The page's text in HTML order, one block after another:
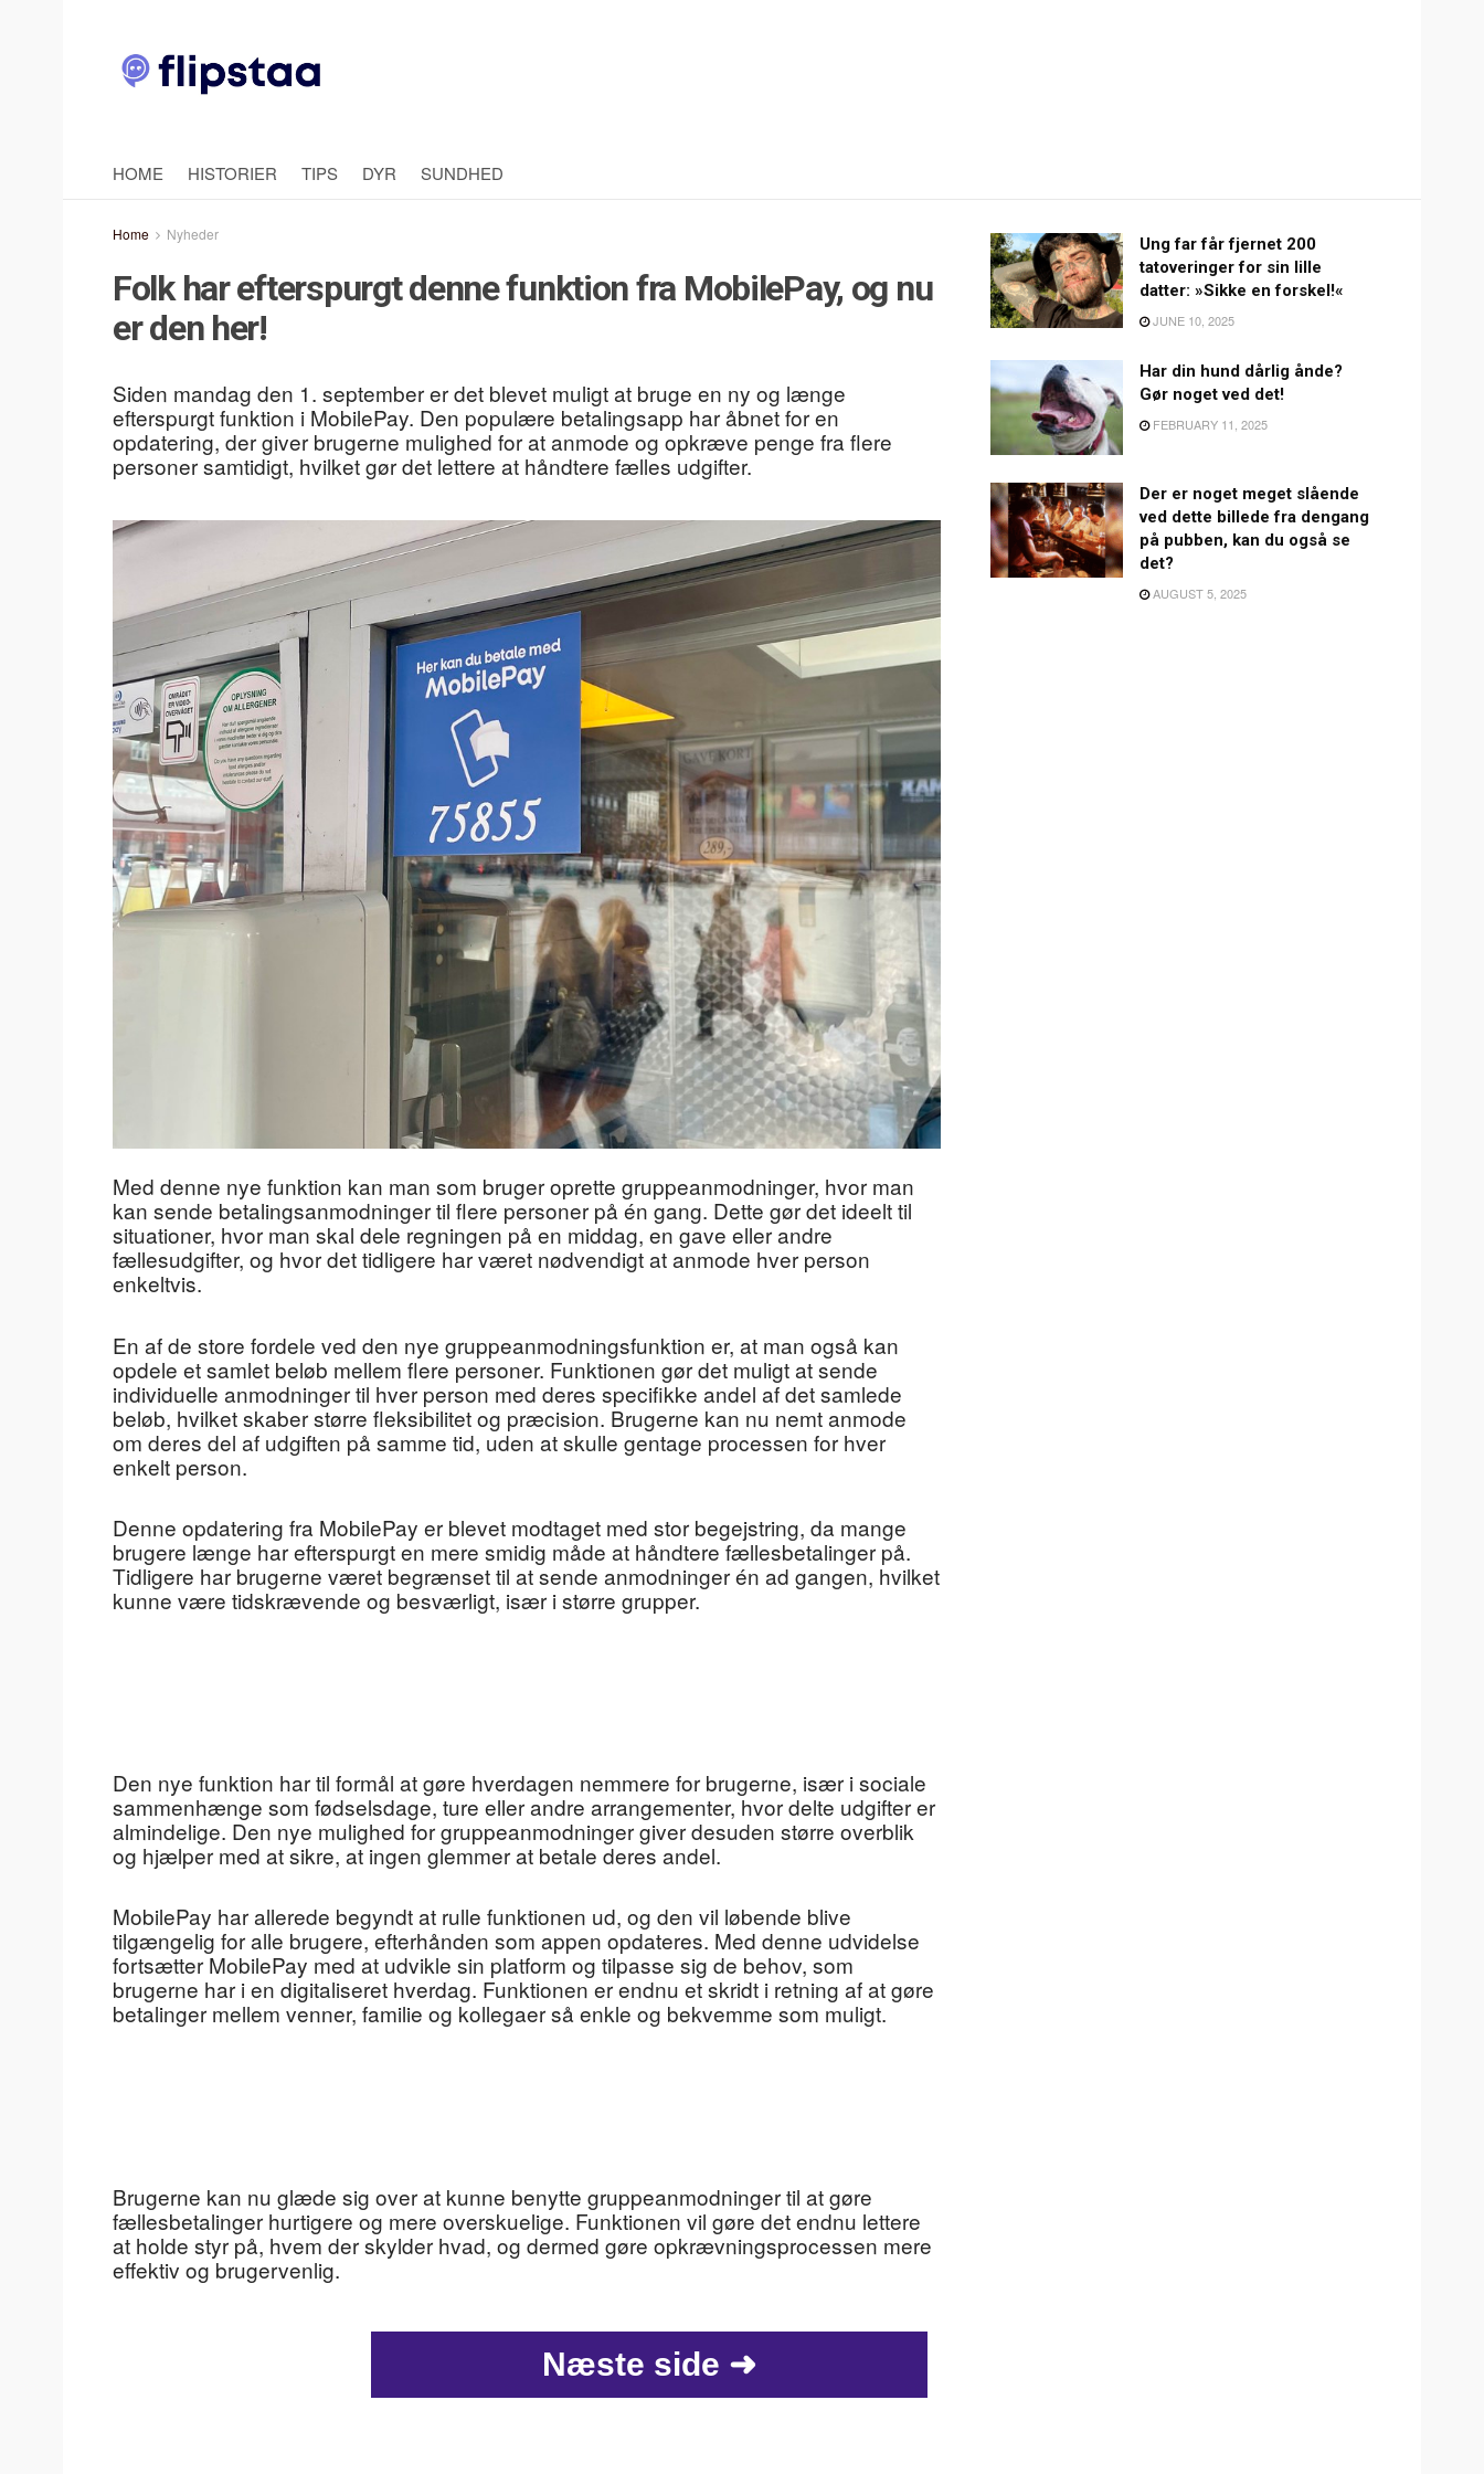
HOME HISTORIER TIPS DYR SUNDHED
Home Nyheder
Folk har efterspurgt denne funktion fra MobilePay, og nu
er den her!
Siden mandag den 1. september er det blevet muligt at bruge en ny og længe
efterspurgt funktion i MobilePay. Den populære betalingsapp har åbnet for en
opdatering, der giver brugerne mulighed for at anmode og opkræve penge fra flere
personer samtidigt, hvilket gør det lettere at håndtere fælles udgifter.
Med denne nye funktion kan man som bruger oprette gruppeanmodninger, hvor man
kan sende betalingsanmodninger til flere personer på én gang. Dette gør det ideelt til
situationer, hvor man skal dele regningen på en middag, en gave eller andre
fællesudgifter, og hvor det tidligere har været nødvendigt at anmode hver person
enkeltvis.
En af de store fordele ved den nye gruppeanmodningsfunktion er, at man også kan
opdele et samlet beløb mellem flere personer. Funktionen gør det muligt at sende
individuelle anmodninger til hver person med deres specifikke andel af det samlede
beløb, hvilket skaber større fleksibilitet og præcision. Brugerne kan nu nemt anmode
om deres del af udgiften på samme tid, uden at skulle gentage processen for hver
enkelt person.
Denne opdatering fra MobilePay er blevet modtaget med stor begejstring, da mange
brugere længe har efterspurgt en mere smidig måde at håndtere fællesbetalinger på.
Tidligere har brugerne været begrænset til at sende anmodninger én ad gangen, hvilket
kunne være tidskrævende og besværligt, især i større grupper.
Den nye funktion har til formål at gøre hverdagen nemmere for brugerne, især i sociale
sammenhænge som fødselsdage, ture eller andre arrangementer, hvor delte udgifter er
almindelige. Den nye mulighed for gruppeanmodninger giver desuden større overblik
og hjælper med at sikre, at ingen glemmer at betale deres andel.
MobilePay har allerede begyndt at rulle funktionen ud, og den vil løbende blive
tilgængelig for alle brugere, efterhånden som appen opdateres. Med denne udvidelse
fortsætter MobilePay med at udvikle sin platform og tilpasse sig de behov, som
brugerne har i en digitaliseret hverdag. Funktionen er endnu et skridt i retning af at gøre
betalinger mellem venner, familie og kollegaer så enkle og bekvemme som muligt.
Brugerne kan nu glæde sig over at kunne benytte gruppeanmodninger til at gøre
fællesbetalinger hurtigere og mere overskuelige. Funktionen vil gøre det endnu lettere
at holde styr på, hvem der skylder hvad, og dermed gøre opkrævningsprocessen mere
effektiv og brugervenlig.
Næste side ➜
Ung far får fjernet 200
tatoveringer for sin lille
datter: »Sikke en forskel!«
JUNE 10, 2025
Har din hund dårlig ånde?
Gør noget ved det!
FEBRUARY 11, 2025
Der er noget meget slående
ved dette billede fra dengang
på pubben, kan du også se
det?
AUGUST 5, 2025